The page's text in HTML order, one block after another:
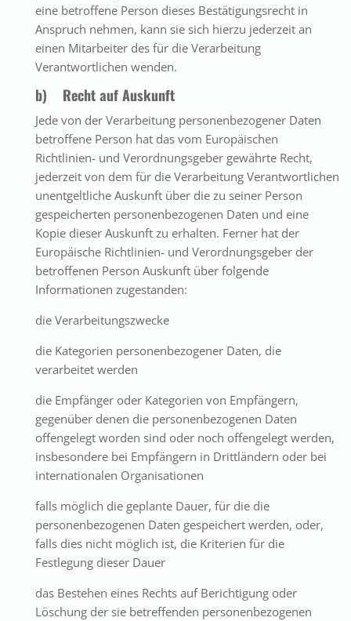
eine betroffene Person dieses Bestätigungsrecht in
Anspruch nehmen, kann sie sich hierzu jederzeit an
einen Mitarbeiter des für die Verarbeitung
Verantwortlichen wenden.
b) Recht auf Auskunft
Jede von der Verarbeitung personenbezogener Daten
betroffene Person hat das vom Europäischen
Richtlinien- und Verordnungsgeber gewährte Recht,
jederzeit von dem für die Verarbeitung Verantwortlichen
unentgeltliche Auskunft über die zu seiner Person
gespeicherten personenbezogenen Daten und eine
Kopie dieser Auskunft zu erhalten. Ferner hat der
Europäische Richtlinien- und Verordnungsgeber der
betroffenen Person Auskunft über folgende
Informationen zugestanden:
die Verarbeitungszwecke
die Kategorien personenbezogener Daten, die
verarbeitet werden
die Empfänger oder Kategorien von Empfängern,
gegenüber denen die personenbezogenen Daten
offengelegt worden sind oder noch offengelegt werden,
insbesondere bei Empfängern in Drittländern oder bei
internationalen Organisationen
falls möglich die geplante Dauer, für die die
personenbezogenen Daten gespeichert werden, oder,
falls dies nicht möglich ist, die Kriterien für die
Festlegung dieser Dauer
das Bestehen eines Rechts auf Berichtigung oder
Löschung der sie betreffenden personenbezogenen